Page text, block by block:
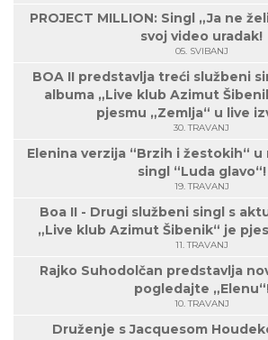
PROJECT MILLION: Singl „Ja ne
svoj video uradak!
05. SVIBANJ
BOA II predstavlja treći službeni
albuma „Live klub Azimut
pjesmu „Zemlja“ u live
30. TRAVANJ
Elenina verzija “Brzih i žestokih“
singl “Luda glavo“!
19. TRAVANJ
Boa II - Drugi službeni singl s
„Live klub Azimut Šibenik“ je
11. TRAVANJ
Rajko Suhodolčan predstavlja
pogledajte
10. TRAVANJ
Druženje s Jacquesom